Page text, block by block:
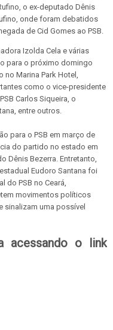
o ex-deputado Dênis
onde foram debatidos
de Cid Gomes ao PSB.
Izolda Cela e várias
para o próximo domingo
no Marina Park Hotel,
como o vice-presidente
Carlos Siqueira, o
entre outros.
para o PSB em março de
do partido no estado em
Dênis Bezerra. Entretanto,
Eudoro Santana foi
do PSB no Ceará,
movimentos políticos
uma possível
acessando o link